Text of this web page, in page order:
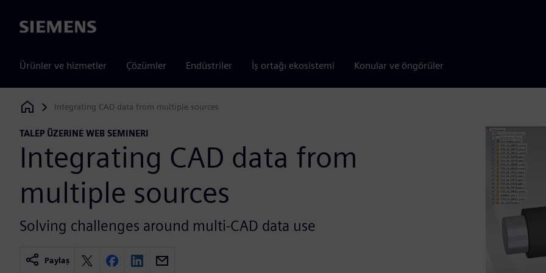
Siemens
Ürünler ve hizmetler Çözümler Endüstriler İş ortağı ekosistemi Konular ve öngörüler
Siemens Digital Industries Software
Integrating CAD data from multiple sources
TALEP ÜZERINE WEB SEMINERI
Integrating CAD data from
multiple sources
Solving challenges around multi-CAD data use
Paylaş